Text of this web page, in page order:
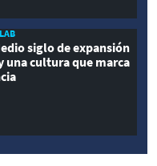
siglo de expansión
una cultura que marca